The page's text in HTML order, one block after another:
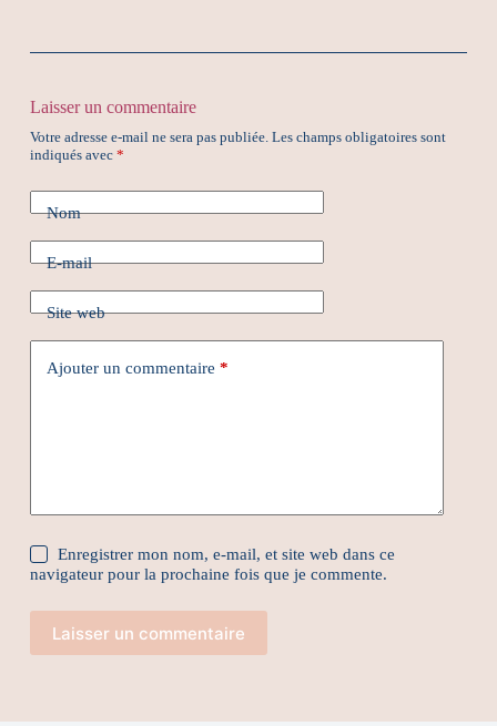
Laisser un commentaire
Votre adresse e-mail ne sera pas publiée. Les champs obligatoires sont
indiqués avec *
Nom
E-mail
Site web
Ajouter un commentaire *
Enregistrer mon nom, e-mail, et site web dans ce
navigateur pour la prochaine fois que je commente.
Laisser un commentaire